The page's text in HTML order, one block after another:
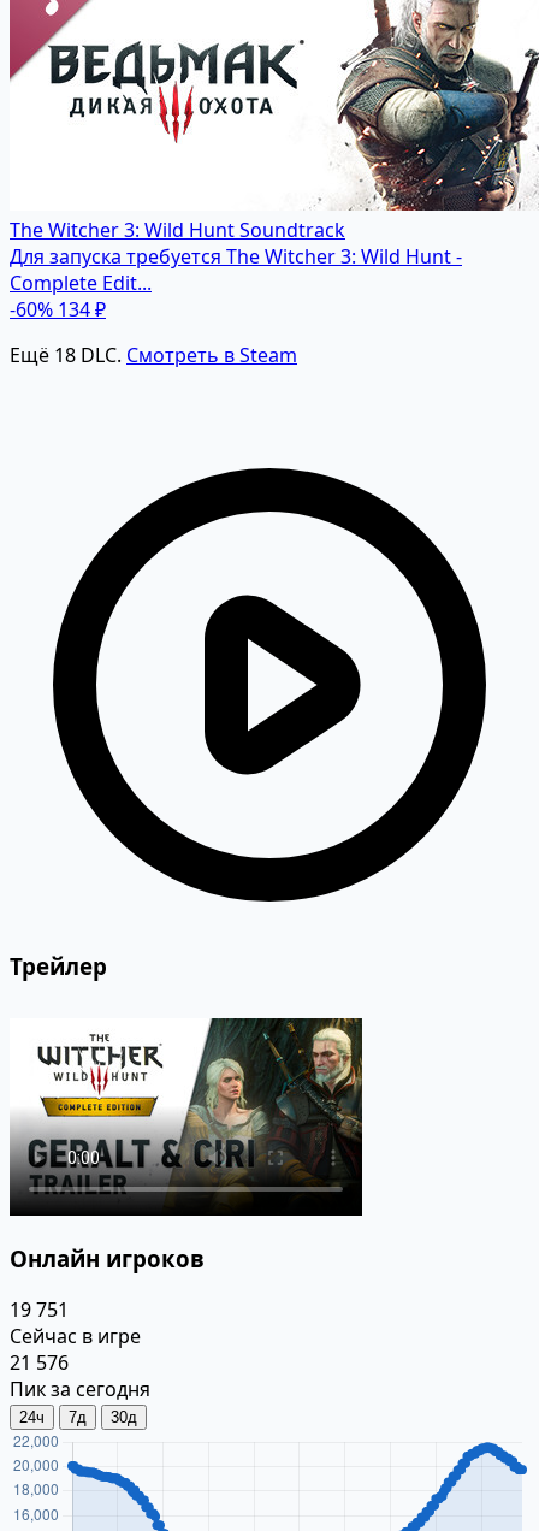
The Witcher 3: Wild Hunt Soundtrack
Для запуска требуется The Witcher 3: Wild Hunt -
Complete Edit...
-60% 134 ₽
Ещё 18 DLC. Смотреть в Steam
Трейлер
Онлайн игроков
19 751
Сейчас в игре
21 576
Пик за сегодня
24ч 7д 30д